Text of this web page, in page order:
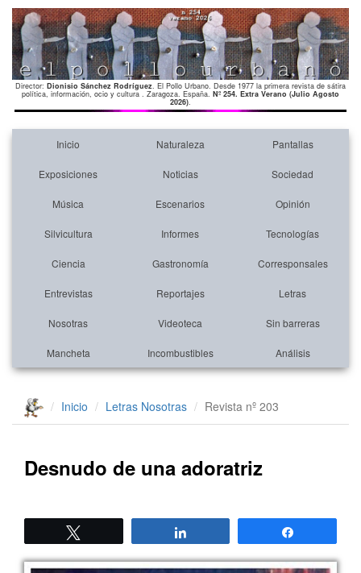
Director: Dionisio Sánchez Rodríguez. El Pollo Urbano. Desde 1977 la primera revista de sátira
política, información, ocio y cultura . Zaragoza. España. Nº 254. Extra Verano (Julio Agosto
2026).
Inicio Naturaleza Pantallas
Exposiciones Noticias Sociedad
Música Escenarios Opinión
Silvicultura Informes Tecnologías
Ciencia Gastronomía Corresponsales
Entrevistas Reportajes Letras
Nosotras Videoteca Sin barreras
Mancheta Incombustibles Análisis
Inicio Letras Nosotras Revista nº 203
Desnudo de una adoratriz